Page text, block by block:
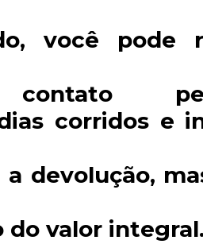
você pode
corridos e
devolução,
do valor